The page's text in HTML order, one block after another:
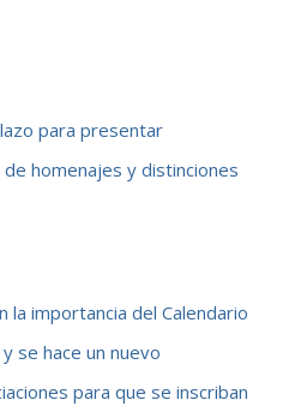
para presentar
homenajes y distinciones
la importancia del Calendario
se hace un nuevo
para que se inscriban